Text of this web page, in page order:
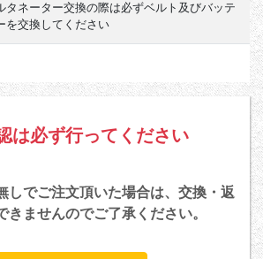
タネーター交換の際は必ずベルト及びバッテ
を交換してください
は必ず行ってください
しでご注文頂いた場合は、交換・返
きませんのでご了承ください。